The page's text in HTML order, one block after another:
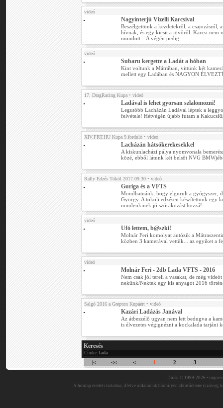
videó
Nagyinterjú Vizelli Karcsival
Beszélgettünk a kezdetekről, a csajozásról,
hívnak, és egy kicsit a jövőről. Karcsi nem
mondott... A végén pedig...
videó
Subaru kergette a Ladát a hóban
Kint voltunk a Mátrában, vittünk két
mellett egy Ladában és NAGYON
17. DragRacing Kupa • videó
Ladával is lehet gyorsan szlalomozni!
Legutóbb Lacházán Ladával léptek a
felvétele! Hétvégén újabb futam a
XIV.FRT.HU Kupa 9.forduló • videó
Lacházán hátsókerekesekkel
A kiskunlacházi pálya nyomvonala
közé, ebből látunk két belsőt NVG
Rally Edzés Tököl 2017.09.30 • videó
Guriga és a VFTS
Mondhatnánk, hogy elgurult a gyógyszer,
György. A tököli edzésen készítettünk egy
mindenkinek jó szórakozást hozzá!
videó
Ufó lettem, b@szki!
Molnár Feri komolyat autózik a
közben 3 kamerával vettük... az egyiket a
videó
Molnár Feri - 2db Lada VFTS - 2016
Nem csak jól tereli a vasakat, de még
nekünk/Nektek egy kis anyagot 2016
Salgó 2016 a Grepton Kupáért • videó
Kazári Ladázás Janával
Az átbeszélő ugyan nem lett bedugva a
is élvezetes végignézni a kockalada tarjáni
Keresés
Címke: lada
|< << < 1 2 3
DuEn © 1999-2026 •
A honlap eredeti tartalma, illetve oldalainak bármilyen alkotóeleme (szöveg,